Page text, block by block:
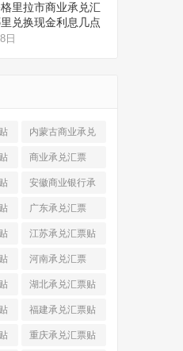
里拉市商业承兑汇
兑换现金利息几点
日
内蒙古商业承兑
汇票(316)
商业承兑汇票
(225)
安徽商业银行承
兑汇票 (565)
广东承兑汇票
(979)
江苏承兑汇票贴
现(774)
河南承兑汇票
(518)
湖北承兑汇票贴
现(587)
福建承兑汇票贴
现(945)
重庆承兑汇票贴